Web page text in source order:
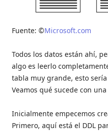
Fuente: ©Microsoft.com
Todos los datos están ahí,
algo es leerlo
tabla muy grande, esto
Veamos qué sucede con
Inicialmente empecemos
Primero, aquí está el DDL